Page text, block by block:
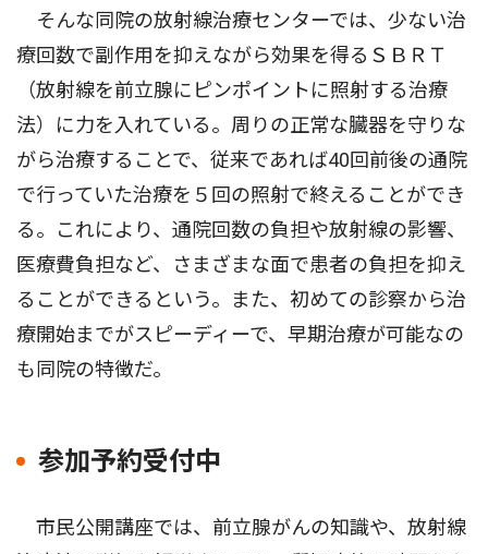
そんな同院の放射線治療センターでは、少ない治
療回数で副作用を抑えながら効果を得るＳＢＲＴ
（放射線を前立腺にピンポイントに照射する治療
法）に力を入れている。周りの正常な臓器を守りな
がら治療することで、従来であれば40回前後の通院
で行っていた治療を５回の照射で終えることができ
る。これにより、通院回数の負担や放射線の影響、
医療費負担など、さまざまな面で患者の負担を抑え
ることができるという。また、初めての診察から治
療開始までがスピーディーで、早期治療が可能なの
も同院の特徴だ。
参加予約受付中
市民公開講座では、前立腺がんの知識や、放射線